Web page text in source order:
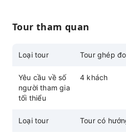
tôi cũng chia sẻ những
người đã sống ở Ý hơn
Quốc, gợi ý sản phẩm,
v.v.)
Tour tham quan
Loại tour Tour ghép
Yêu cầu về số
người tham gia
tối thiểu
4 khách
Loại tour Tour có